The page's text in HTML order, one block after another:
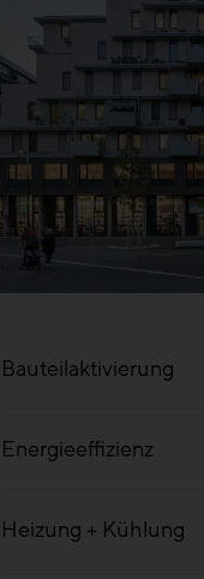
Bauteilaktivierung
Energieeffizienz
Heizung + Kühlung